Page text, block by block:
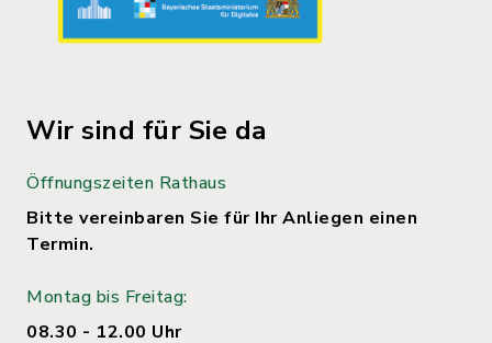
Wir sind für Sie da
Öffnungszeiten Rathaus
Bitte vereinbaren Sie für Ihr Anliegen einen
Termin.
Montag bis Freitag:
08.30 - 12.00 Uhr